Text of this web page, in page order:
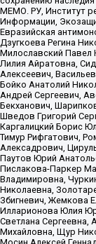
МЕМО. РУ, Институт
Информации,
Евразийская
Дзугкоева Регина
Милославский
Лилия Айратовна,
Алексеевич,
Бойко Анатолий
Андрей Сергеевич,
Бекханович,
Шведов Григорий
Каргалицкий Борис
Тимур Рифгатович,
Алексадрович,
Паутов Юрий
Пислакова-Паркер
Владимировна,
Николаевна,
Збигневич, Жемкова
Илларионова Юлия
Светлана Сергеевна,
Михайловна, Щур